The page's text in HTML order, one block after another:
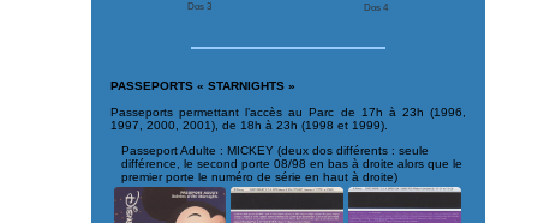
Dos 3 Dos 4
PASSEPORTS « STARNIGHTS »
Passeports permettant l’accès au Parc de 17h à 23h (1996,
1997, 2000, 2001), de 18h à 23h (1998 et 1999).
Passeport Adulte : MICKEY (deux dos différents : seule
différence, le second porte 08/98 en bas à droite alors que le
premier porte le numéro de série en haut à droite)